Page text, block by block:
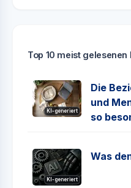
Top 10 meist gelesenen
KI-generiert
Die
und
so
KI-generiert
Was